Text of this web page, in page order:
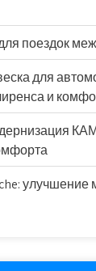
поездок
для
и
улучшение